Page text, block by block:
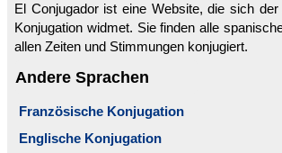
El Conjugador ist eine Website, die sich der
Konjugation widmet. Sie finden alle
allen Zeiten und Stimmungen konjugiert.
Andere Sprachen
Französische Konjugation
Englische Konjugation